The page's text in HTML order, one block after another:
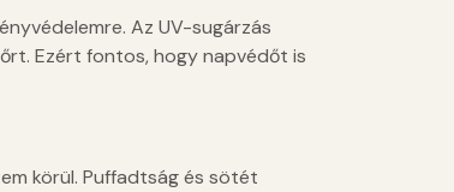
Az UV-sugárzás
Ezért fontos, hogy napvédőt is
körül. Puffadtság és sötét